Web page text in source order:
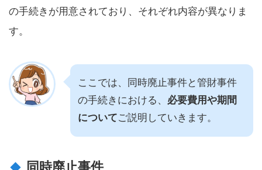
の手続きが用意されており、それぞれ内容が異なりま
す。
ここでは、同時廃止事件と管財事件
の手続きにおける、 必要費用や期間
についてご説明していきます。
同時廃止事件